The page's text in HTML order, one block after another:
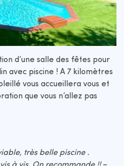
d’une salle des fêtes pour
avec piscine ! A 7 kilomètres
vous accueillera vous et
que vous n’allez pas
très belle piscine .